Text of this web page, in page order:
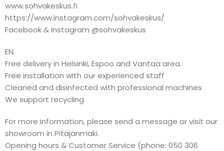
www.sohvakeskus.fi
https://www.instagram.com/sohvakeskus/
Facebook & Instagram @sohvakeskus
EN
Free delivery in Helsinki, Espoo and Vantaa area.
Free installation with our experienced staff
Cleaned and disinfected with professional machines
We support recycling
For more information, please send a message or visit our
showroom in Pitäjänmäki.
Opening hours & Customer Service (phone: 050 306